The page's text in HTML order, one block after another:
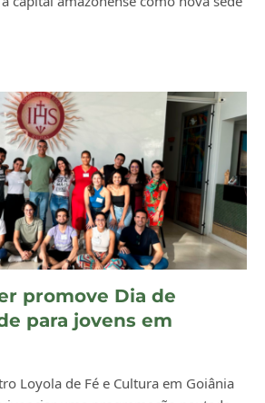
promove Dia de
para jovens em
Loyola de Fé e Cultura em Goiânia